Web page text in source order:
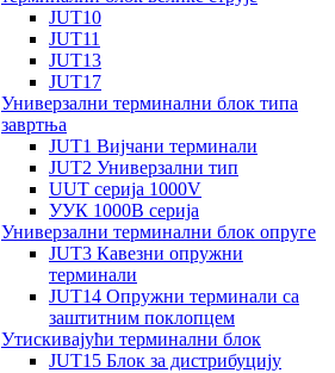
JUT10
JUT11
JUT13
JUT17
Универзални терминални блок типа
завртња
JUT1 Вијчани терминали
JUT2 Универзални тип
UUT серија 1000V
УУК 1000В серија
Универзални терминални блок опруге
JUT3 Кавезни опружни
терминали
JUT14 Опружни терминали са
заштитним поклопцем
Утискивајући терминални блок
JUT15 Блок за дистрибуцију